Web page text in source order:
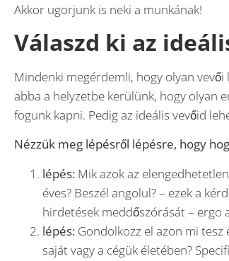
Akkor ugorjunk is neki a munkának!
Válaszd ki az
Mindenki megérdemli, hogy olyan
abba a helyzetbe kerülünk, hogy olyan
fogunk kapni. Pedig az ideális vevőid
Nézzük meg lépésről lépésre, hogy
lépés: Mik azok az
éves? Beszél angolul? – ezek a
hirdetések meddőszórását – ergo
lépés: Gondolkozz el azon mi tesz
saját vagy a cégük életében?